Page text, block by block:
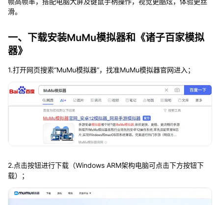
滑。
一、下载安装MuMu模拟器和《诸子百家模拟
器》
1.打开网页搜索“MuMu模拟器”，找准MuMu模拟器官网进入；
2.点击按钮进行下载（Windows ARM架构电脑可点击下方按钮下
载）；